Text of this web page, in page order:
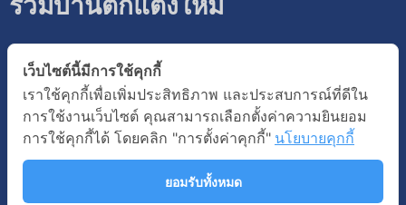
เว็บไซต์นี้มีการใช้คุกกี้
เราใช้คุกกี้เพื่อเพิ่มประสิทธิภาพ และประสบการณ์ที่ดีใน
การใช้งานเว็บไซต์ คุณสามารถเลือกตั้งค่าความยินยอม
การใช้คุกกี้ได้ โดยคลิก "การตั้งค่าคุกกี้" นโยบายคุกกี้
ยอมรับทั้งหมด